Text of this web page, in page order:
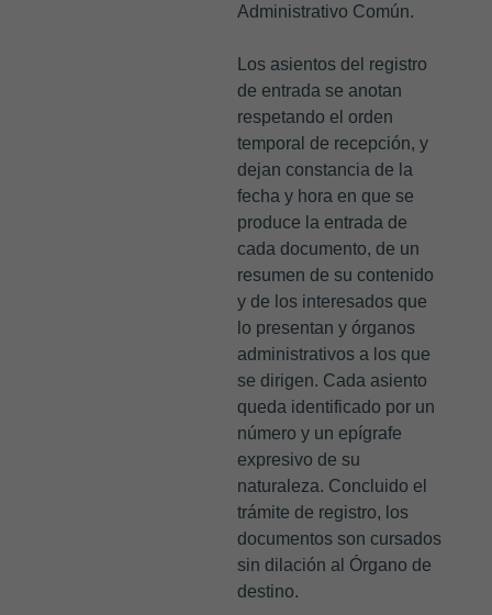
Administrativo Común.
Los asientos del registro
de entrada se anotan
respetando el orden
temporal de recepción, y
dejan constancia de la
fecha y hora en que se
produce la entrada de
cada documento, de un
resumen de su contenido
y de los interesados que
lo presentan y órganos
administrativos a los que
se dirigen. Cada asiento
queda identificado por un
número y un epígrafe
expresivo de su
naturaleza. Concluido el
trámite de registro, los
documentos son cursados
sin dilación al Órgano de
destino.